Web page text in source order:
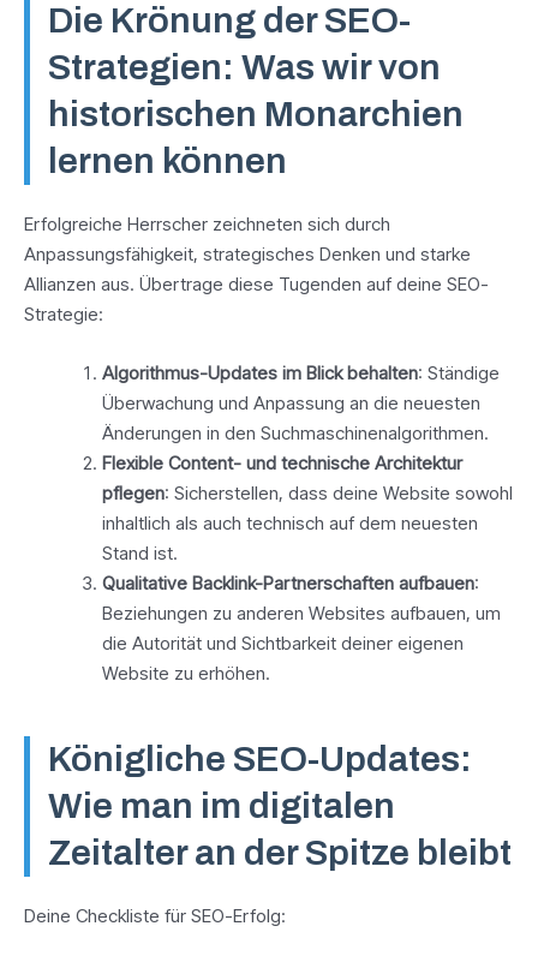
Die Krönung der SEO-
Strategien: Was wir von
historischen Monarchien
lernen können
Erfolgreiche Herrscher zeichneten sich durch
Anpassungsfähigkeit, strategisches Denken und starke
Allianzen aus. Übertrage diese Tugenden auf deine SEO-
Strategie:
Algorithmus-Updates im Blick behalten: Ständige
Überwachung und Anpassung an die neuesten
Änderungen in den Suchmaschinenalgorithmen.
Flexible Content- und technische Architektur
pflegen: Sicherstellen, dass deine Website sowohl
inhaltlich als auch technisch auf dem neuesten
Stand ist.
Qualitative Backlink-Partnerschaften aufbauen:
Beziehungen zu anderen Websites aufbauen, um
die Autorität und Sichtbarkeit deiner eigenen
Website zu erhöhen.
Königliche SEO-Updates:
Wie man im digitalen
Zeitalter an der Spitze bleibt
Deine Checkliste für SEO-Erfolg: